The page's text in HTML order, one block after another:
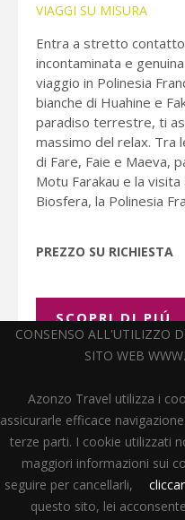
CONSENSO ALL'UTILIZZO
SITO WEB
Azonzo Travel utilizza i
assicurarle efficace
terze parti. I cookie utilizzati
maggiori informazioni sui
seguire per cancellarli,
questo sito, lei
VIAGGI SU MISURA
Entra a stretto contatto
incontaminata e
viaggio in Polinesia
bianche di Huahine e
paradiso terrestre, ti
massimo del relax. Tra
di Fare, Faie e Maeva,
Motu Farakau e la
Biosfera, la Polinesia
PREZZO SU RICHIESTA
SCOPRI DI PIÚ